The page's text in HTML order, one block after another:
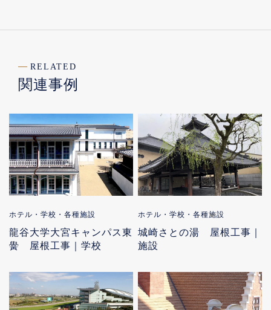
RELATED
関連事例
ホテル・学校・各種施設
龍谷大学大宮キャンパス東
黌 屋根工事｜学校
ホテル・学校・各種施設
城崎さとの湯 屋根工事｜
施設